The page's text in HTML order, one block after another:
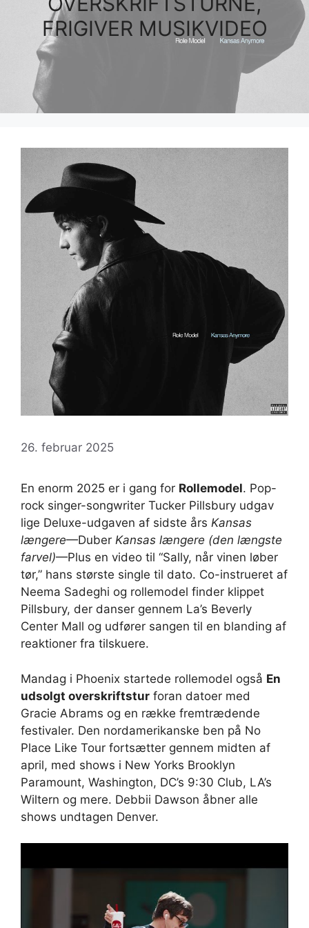
FRIGIVER MUSIKVIDEO
26. februar 2025
En enorm 2025 er i gang for Rollemodel. Pop-
rock singer-songwriter Tucker Pillsbury udgav
lige Deluxe-udgaven af ​​sidste års Kansas
længere—Duber Kansas længere (den længste
farvel)—Plus en video til “Sally, når vinen løber
tør,” hans største single til dato. Co-instrueret af
Neema Sadeghi og rollemodel finder klippet
Pillsbury, der danser gennem La’s Beverly
Center Mall og udfører sangen til en blanding af
reaktioner fra tilskuere.
Mandag i Phoenix startede rollemodel også En
udsolgt overskriftstur foran datoer med
Gracie Abrams og en række fremtrædende
festivaler. Den nordamerikanske ben på No
Place Like Tour fortsætter gennem midten af ​​
april, med shows i New Yorks Brooklyn
Paramount, Washington, DC’s 9:30 Club, LA’s
Wiltern og mere. Debbii Dawson åbner alle
shows undtagen Denver.